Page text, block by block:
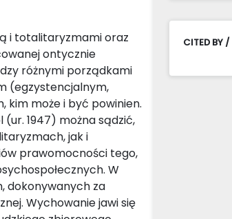
i totalitaryzmami oraz
ontycznie
różnymi porządkami
(egzystencjalnym,
kim może i być powinien.
1947) można sądzić,
jak i
prawomocności tego,
W
dokonywanych za
Wychowanie jawi się
CITED BY /